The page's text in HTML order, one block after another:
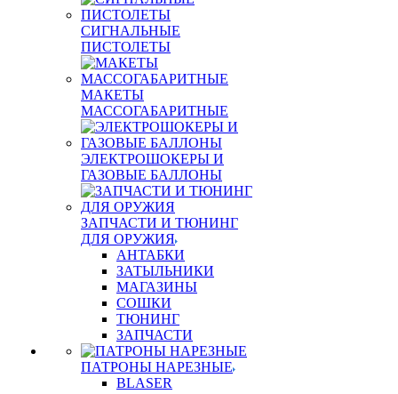
СИГНАЛЬНЫЕ
ПИСТОЛЕТЫ
МАКЕТЫ
МАССОГАБАРИТНЫЕ
ЭЛЕКТРОШОКЕРЫ И
ГАЗОВЫЕ БАЛЛОНЫ
ЗАПЧАСТИ И ТЮНИНГ
ДЛЯ ОРУЖИЯ
АНТАБКИ
ЗАТЫЛЬНИКИ
МАГАЗИНЫ
СОШКИ
ТЮНИНГ
ЗАПЧАСТИ
ПАТРОНЫ НАРЕЗНЫЕ
BLASER